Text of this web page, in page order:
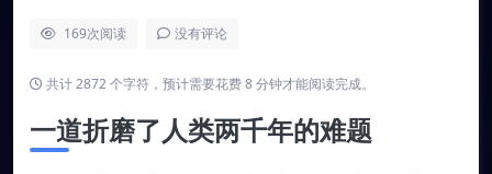
169次阅读 没有评论
共计 2872 个字符，预计需要花费 8 分钟才能阅读完成。
一道折磨了人类两千年的难题